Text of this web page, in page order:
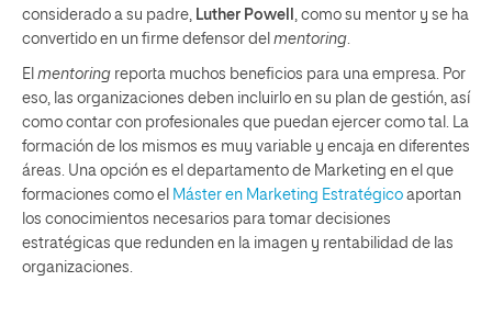
considerado a su padre, Luther Powell
, como su mentor y se ha
convertido en un firme defensor del mentoring
El mentoring reporta muchos beneficios para una empresa. Por
eso, las organizaciones deben incluirlo en su plan de gestión, así
como contar con profesionales que puedan ejercer como tal. La
formación de los mismos es muy variable y encaja en diferentes
áreas. Una opción es el departamento de Marketing en el que
formaciones como el Máster en Marketing Estratégico aportan
los conocimientos necesarios para tomar decisiones
estratégicas que redunden en la imagen y rentabilidad de las
organizaciones.